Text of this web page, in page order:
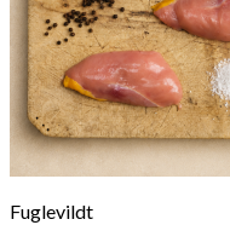
Fuglevildt